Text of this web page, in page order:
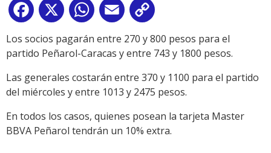
Facebook
X WhatsApp
Email
Link
Los socios pagarán entre 270 y 800 pesos para el
partido Peñarol-Caracas y entre 743 y 1800 pesos.
Las generales costarán entre 370 y 1100 para el partido
del miércoles y entre 1013 y 2475 pesos.
En todos los casos, quienes posean la tarjeta Master
BBVA Peñarol tendrán un 10% extra.